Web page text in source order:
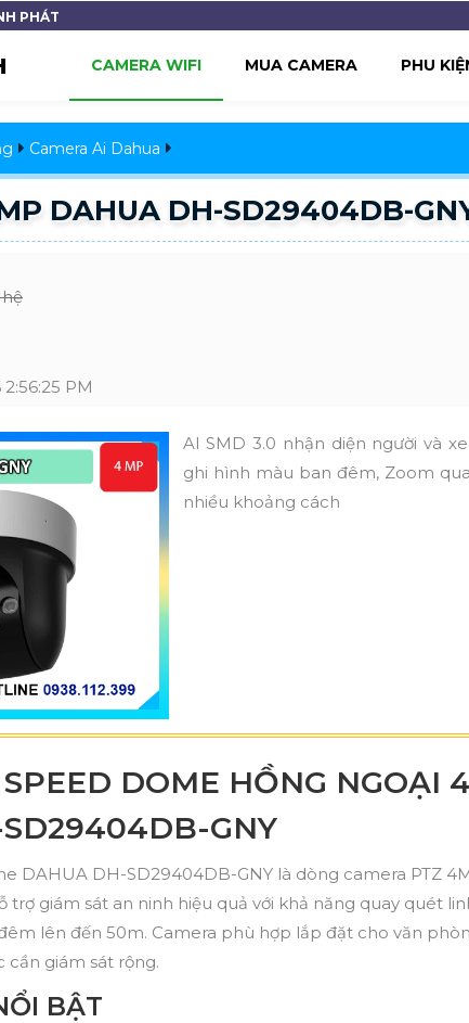
PHÁT
CAMERA WIFI MUA CAMERA PHU
Camera Ai Dahua
DAHUA DH-SD29404DB-
PM
AI SMD 3.0 nhận diện người và
ghi hình màu ban đêm, Zoom
nhiều khoảng cách
DOME HỒNG NGOẠI
GNY
DAHUA DH-SD29404DB-GNY là dòng camera PTZ
trợ giám sát an ninh hiệu quả với khả năng quay quét
lên đến 50m. Camera phù hợp lắp đặt cho văn
cần giám sát rộng.
BẬT